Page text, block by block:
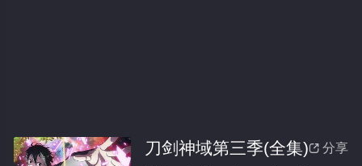
 分享
刀剑神域第三季(全集)